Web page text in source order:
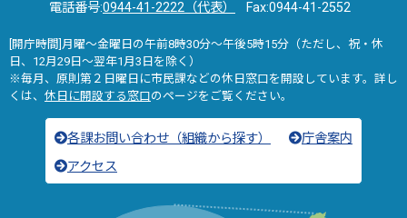
電話番号:0944-41-2222（代表） Fax:0944-41-2552
[開庁時間]月曜～金曜日の午前8時30分～午後5時15分（ただし、祝・休
日、12月29日～翌年1月3日を除く）
※毎月、原則第２日曜日に市民課などの休日窓口を開設しています。詳し
くは、 休日に開設する窓口のページをご覧ください。
各課お問い合わせ（組織から探す）
庁舎案内
アクセス